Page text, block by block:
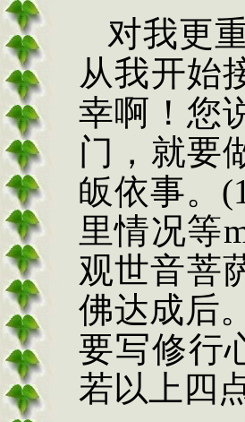
对我更
从我开始
幸啊！您
门，就要
皈依事。
里情况等
观世音菩
佛达成后
要写修行
若以上四